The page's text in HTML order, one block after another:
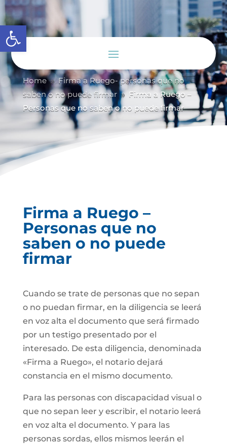
Abrir barra de herramientas
Home 9 Firma a Ruego- personas que no
saben o no puede firmar 9
Firma a Ruego –
Personas que no saben o no puede firmar
Firma a Ruego –
Personas que no
saben o no puede
firmar
Cuando se trate de personas que no sepan
o no puedan firmar, en la diligencia se leerá
en voz alta el documento que será firmado
por un testigo presentado por el
interesado. De esta diligencia, denominada
«Firma a Ruego», el notario dejará
constancia en el mismo documento.
Para las personas con discapacidad visual o
que no sepan leer y escribir, el notario leerá
en voz alta el documento. Y para las
personas sordas, ellos mismos leerán el